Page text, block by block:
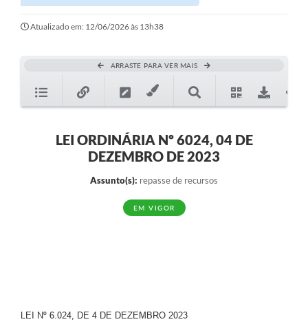
Atualizado em: 12/06/2026 às 13h38
ARRASTE PARA VER MAIS
LEI ORDINÁRIA Nº 6024, 04 DE
DEZEMBRO DE 2023
Assunto(s): repasse de recursos
EM VIGOR
LEI Nº 6.024, DE 4 DE DEZEMBRO 2023